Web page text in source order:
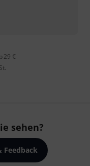
29 €
sehen?
Feedback